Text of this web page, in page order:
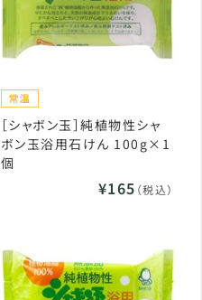
［シャボン玉］純植物性シャ
ボン玉浴用石けん 100g×1
個
¥165 （税込）